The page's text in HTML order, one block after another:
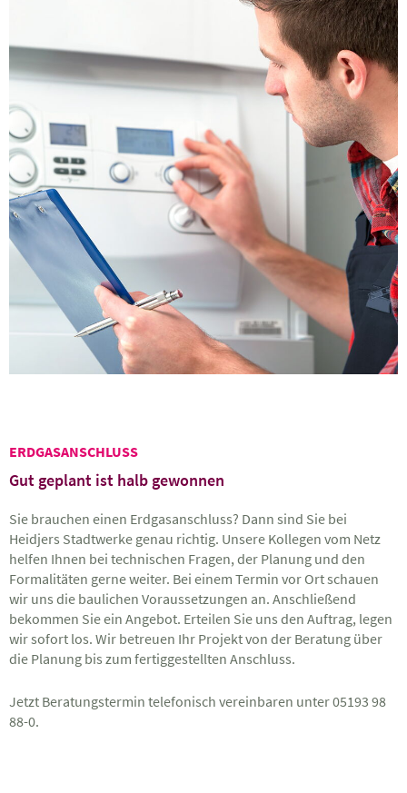
ERDGASANSCHLUSS
Gut geplant ist halb gewonnen
Sie brauchen einen Erdgasanschluss? Dann sind Sie bei
Heidjers Stadtwerke genau richtig. Unsere Kollegen vom Netz
helfen Ihnen bei technischen Fragen, der Planung und den
Formalitäten gerne weiter. Bei einem Termin vor Ort schauen
wir uns die baulichen Voraussetzungen an. Anschließend
bekommen Sie ein Angebot. Erteilen Sie uns den Auftrag, legen
wir sofort los. Wir betreuen Ihr Projekt von der Beratung über
die Planung bis zum fertiggestellten Anschluss.
Jetzt Beratungstermin telefonisch vereinbaren unter 05193 98
88-0.